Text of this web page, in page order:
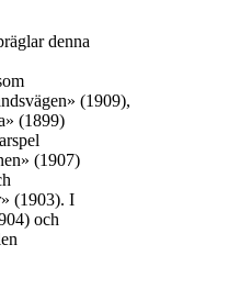
denna
(1909),
(1899)
(1907)
(1903). I
och